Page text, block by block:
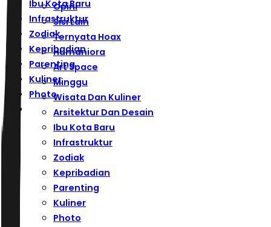
Ibu Kota Baru
Infrastruktur
Zodiak
Kepribadian
Parenting
Kuliner
Photo
Opini
Sisi Lain
Ternyata Hoax
Humaniora
Art Space
Minggu
Wisata Dan Kuliner
Arsitektur Dan Desain
Ibu Kota Baru
Infrastruktur
Zodiak
Kepribadian
Parenting
Kuliner
Photo